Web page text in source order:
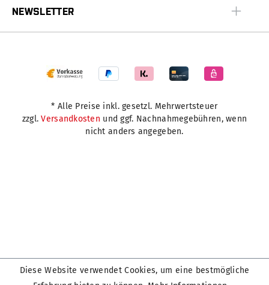
NEWSLETTER
* Alle Preise inkl. gesetzl. Mehrwertsteuer
zzgl.Versandkosten und ggf. Nachnahmegebühren, wenn
nicht anders angegeben.
Diese Website verwendet Cookies, um eine bestmögliche